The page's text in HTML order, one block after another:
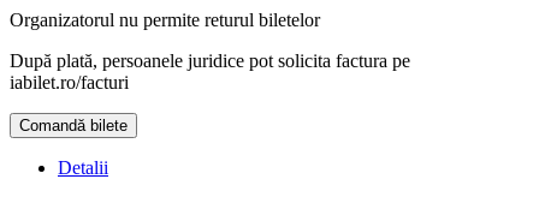
Organizatorul nu permite returul biletelor
După plată, persoanele juridice pot solicita factura pe
iabilet.ro/facturi
Comandă bilete
Detalii